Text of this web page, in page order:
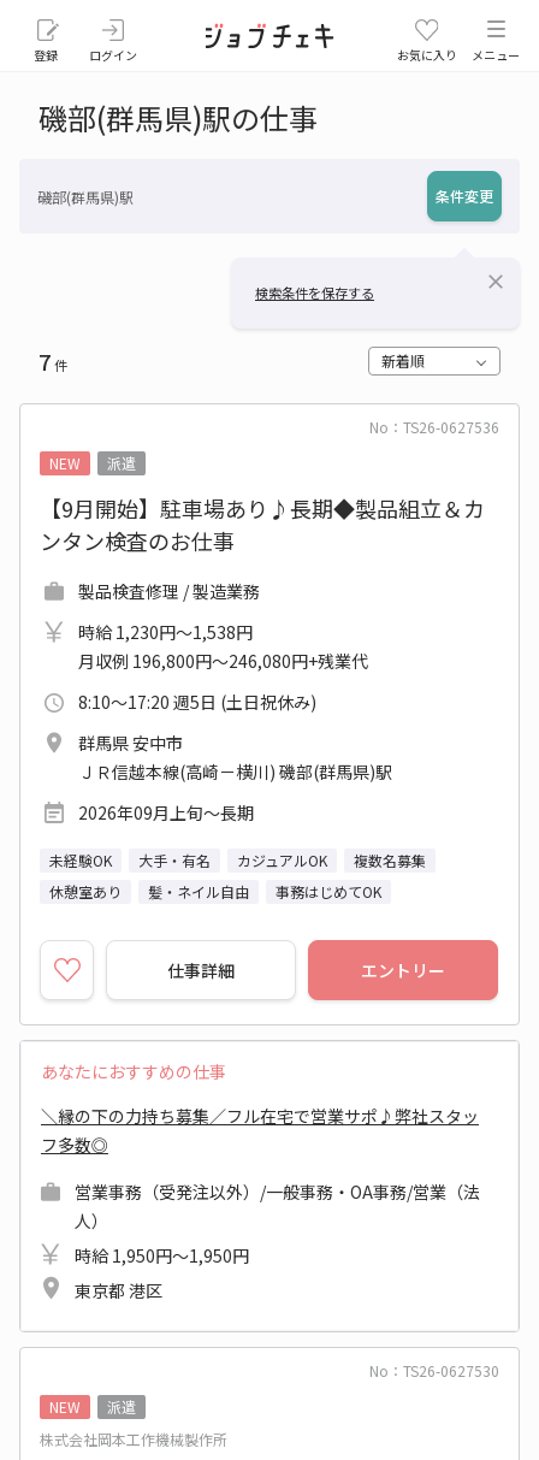
登録 ログイン お気に入り メニュー
磯部(群馬県)駅の仕事
磯部(群馬県)駅 条件変更
検索条件を保存する close
7件 新着順
No：TS26-0627536
NEW
派遣
【9月開始】駐車場あり♪長期◆製品組立＆カ
ンタン検査のお仕事
製品検査修理 / 製造業務
時給 1,230円～1,538円
月収例 196,800円～246,080円+残業代
8:10～17:20 週5日 (土日祝休み)
群馬県 安中市
ＪＲ信越本線(高崎－横川) 磯部(群馬県)駅
2026年09月上旬～長期
未経験OK 大手・有名 カジュアルOK
複数名募集
休憩室あり
髪・ネイル自由 事務はじめてOK
仕事詳細 エントリー
あなたにおすすめの仕事
＼縁の下の力持ち募集／フル在宅で営業サポ♪弊社スタッ
フ多数◎
営業事務（受発注以外）/一般事務・OA事務/営業（法
人）
時給 1,950円～1,950円
東京都 港区
No：TS26-0627530
NEW
派遣
株式会社岡本工作機械製作所